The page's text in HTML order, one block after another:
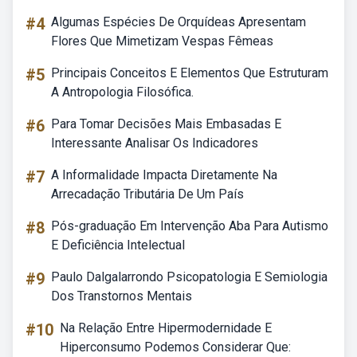
#4 Algumas Espécies De Orquídeas Apresentam
Flores Que Mimetizam Vespas Fêmeas
#5 Principais Conceitos E Elementos Que Estruturam
A Antropologia Filosófica.
#6 Para Tomar Decisões Mais Embasadas E
Interessante Analisar Os Indicadores
#7 A Informalidade Impacta Diretamente Na
Arrecadação Tributária De Um País
#8 Pós-graduação Em Intervenção Aba Para Autismo
E Deficiência Intelectual
#9 Paulo Dalgalarrondo Psicopatologia E Semiologia
Dos Transtornos Mentais
#10 Na Relação Entre Hipermodernidade E
Hiperconsumo Podemos Considerar Que: